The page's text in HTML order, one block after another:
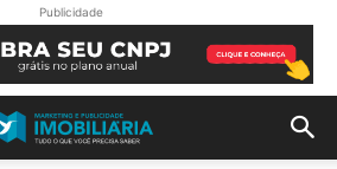
Publicidade